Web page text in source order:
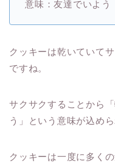
意味：友達でいよう
クッキーは乾いていて
ですね。
サクサクすることから
う」という意味が込めら
クッキーは一度に多く